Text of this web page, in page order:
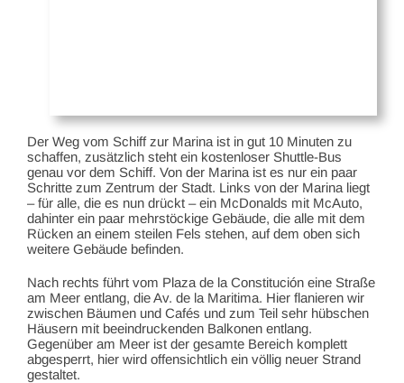
Der Weg vom Schiff zur Marina ist in gut 10 Minuten zu
schaffen, zusätzlich steht ein kostenloser Shuttle-Bus
genau vor dem Schiff. Von der Marina ist es nur ein paar
Schritte zum Zentrum der Stadt. Links von der Marina liegt
– für alle, die es nun drückt – ein McDonalds mit McAuto,
dahinter ein paar mehrstöckige Gebäude, die alle mit dem
Rücken an einem steilen Fels stehen, auf dem oben sich
weitere Gebäude befinden.
Nach rechts führt vom Plaza de la Constitución eine Straße
am Meer entlang, die Av. de la Maritima. Hier flanieren wir
zwischen Bäumen und Cafés und zum Teil sehr hübschen
Häusern mit beeindruckenden Balkonen entlang.
Gegenüber am Meer ist der gesamte Bereich komplett
abgesperrt, hier wird offensichtlich ein völlig neuer Strand
gestaltet.